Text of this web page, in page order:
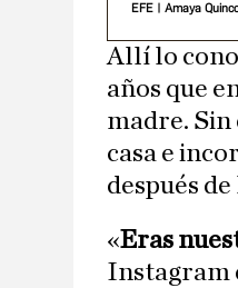
EFE Amaya
Allí lo
años que
madre.
casa e
después
«Eras
Instagram